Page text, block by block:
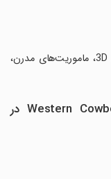
‏کلمات کلیدی: بازی کابوی، تیراندازی، ماجراجویی 3D، ماموریت‌های مدرن،
تغییرات برنامه Western Cowboy GunFighter 2023 در